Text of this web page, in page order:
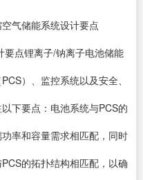
气储能系统设计要点
点锂离子/钠离子电池储能
）、监控系统以及安全、
下要点：电池系统与PCS的
率和容量需求相匹配，同时
的拓扑结构相匹配，以确